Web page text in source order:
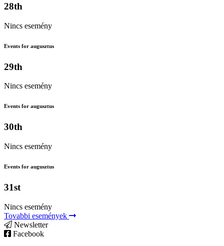
28th
Nincs esemény
Events for augusztus
29th
Nincs esemény
Events for augusztus
30th
Nincs esemény
Events for augusztus
31st
Nincs esemény
Tovabbi események
Newsletter
Facebook